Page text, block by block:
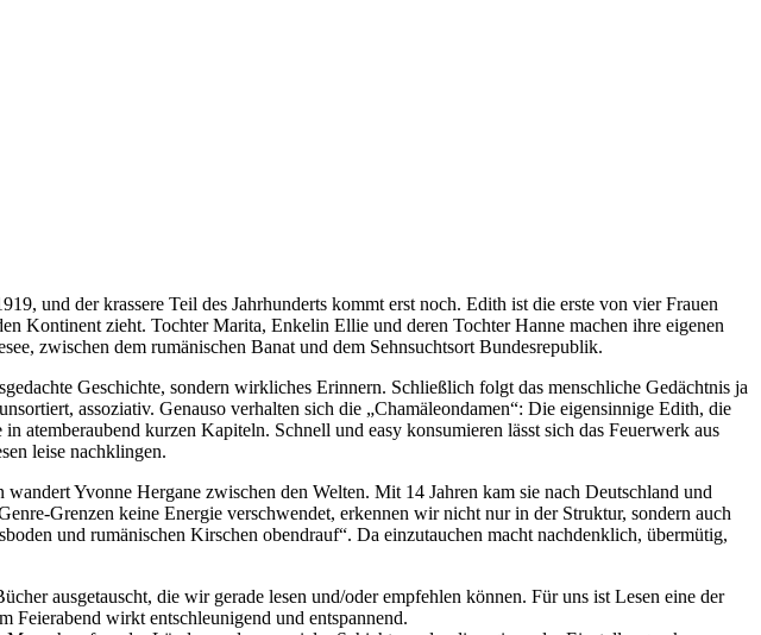
und der krassere Teil des Jahrhunderts kommt erst noch. Edith ist die erste von vier Frauen
Kontinent zieht. Tochter Marita, Enkelin Ellie und deren Tochter Hanne machen ihre eigenen
zwischen dem rumänischen Banat und dem Sehnsuchtsort Bundesrepublik.
Geschichte, sondern wirkliches Erinnern. Schließlich folgt das menschliche Gedächtnis ja
assoziativ. Genauso verhalten sich die „Chamäleondamen“: Die eigensinnige Edith, die
atemberaubend kurzen Kapiteln. Schnell und easy konsumieren lässt sich das Feuerwerk aus
leise nachklingen.
Yvonne Hergane zwischen den Welten. Mit 14 Jahren kam sie nach Deutschland und
Grenzen keine Energie verschwendet, erkennen wir nicht nur in der Struktur, sondern auch
und rumänischen Kirschen obendrauf“. Da einzutauchen macht nachdenklich, übermütig,
ausgetauscht, die wir gerade lesen und/oder empfehlen können. Für uns ist Lesen eine der
Feierabend wirkt entschleunigend und entspannend.